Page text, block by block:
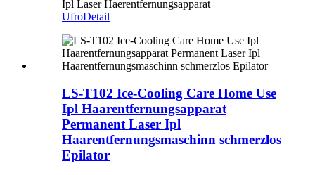
Ipl Laser Haerentfernungsapparat
UfroDetail
LS-T102 Ice-Cooling Care Home Use
Ipl Haarentfernungsapparat
Permanent Laser Ipl
Haarentfernungsmaschinn schmerzlos
Epilator